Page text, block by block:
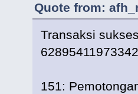
Quote from:
Transaksi
151: